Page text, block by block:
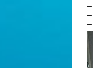
–
–
–